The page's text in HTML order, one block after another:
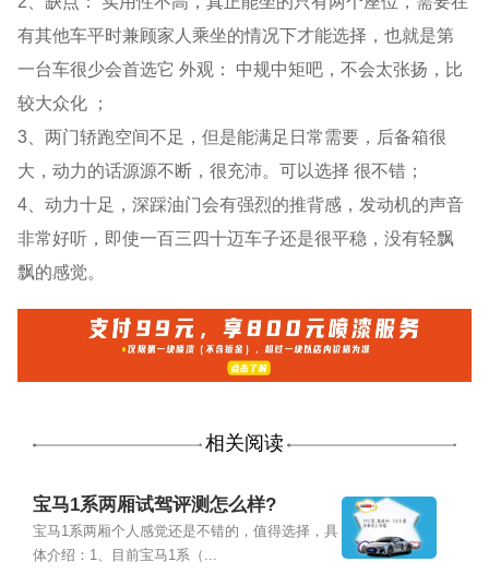
有其他车平时兼顾家人乘坐的情况下才能选择，也就是第
一台车很少会首选它 外观： 中规中矩吧，不会太张扬，比
较大众化 ；
3、两门轿跑空间不足，但是能满足日常需要，后备箱很
大，动力的话源源不断，很充沛。可以选择 很不错；
4、动力十足，深踩油门会有强烈的推背感，发动机的声音
非常好听，即使一百三四十迈车子还是很平稳，没有轻飘
飘的感觉。
相关阅读
宝马1系两厢试驾评测怎么样?
宝马1系两厢个人感觉还是不错的，值得选择，具
体介绍：1、目前宝马1系（...